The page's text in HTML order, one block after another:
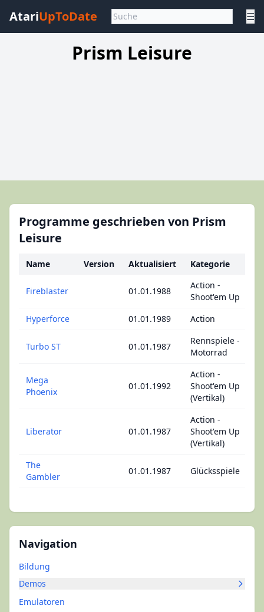
AtariUpToDate ☰
Prism Leisure
Navigation
Bildung
Demos
Emulatoren
Programme geschrieben von Prism
Leisure
Name Version Aktualisiert Kategorie
Fireblaster 01.01.1988
Action -
Shoot'em Up
Hyperforce
01.01.1989 Action
Turbo ST 01.01.1987
Rennspiele -
Motorrad
Mega
Phoenix
01.01.1992
Action -
Shoot'em Up
(Vertikal)
Liberator 01.01.1987
Action -
Shoot'em Up
(Vertikal)
The
Gambler
01.01.1987 Glücksspiele